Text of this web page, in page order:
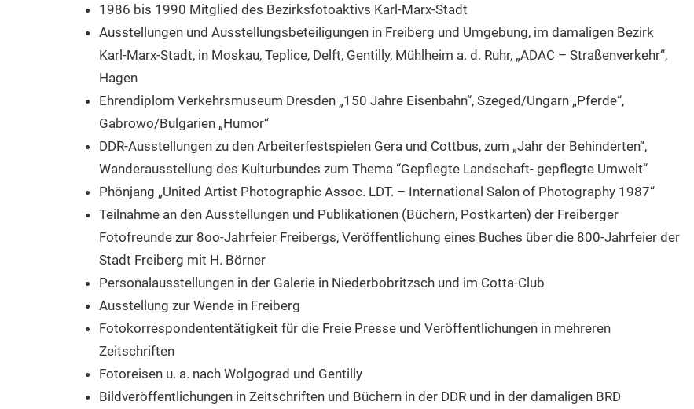
1986 bis 1990 Mitglied des Bezirksfotoaktivs Karl-Marx-Stadt
Ausstellungen und Ausstellungsbeteiligungen in Freiberg und Umgebung, im damaligen Bezirk
Karl-Marx-Stadt, in Moskau, Teplice, Delft, Gentilly, Mühlheim a. d. Ruhr, „ADAC – Straßenverkehr“,
Hagen
Ehrendiplom Verkehrsmuseum Dresden „150 Jahre Eisenbahn“, Szeged/Ungarn „Pferde“,
Gabrowo/Bulgarien „Humor“
DDR-Ausstellungen zu den Arbeiterfestspielen Gera und Cottbus, zum „Jahr der Behinderten“,
Wanderausstellung des Kulturbundes zum Thema “Gepflegte Landschaft- gepflegte Umwelt“
Phönjang „United Artist Photographic Assoc. LDT. – International Salon of Photography 1987“
Teilnahme an den Ausstellungen und Publikationen (Büchern, Postkarten) der Freiberger
Fotofreunde zur 8oo-Jahrfeier Freibergs, Veröffentlichung eines Buches über die 800-Jahrfeier der
Stadt Freiberg mit H. Börner
Personalausstellungen in der Galerie in Niederbobritzsch und im Cotta-Club
Ausstellung zur Wende in Freiberg
Fotokorrespondententätigkeit für die Freie Presse und Veröffentlichungen in mehreren
Zeitschriften
Fotoreisen u. a. nach Wolgograd und Gentilly
Bildveröffentlichungen in Zeitschriften und Büchern in der DDR und in der damaligen BRD